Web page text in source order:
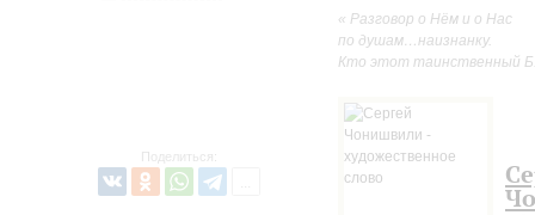
Поделиться:
« Разговор о Нём и о Нас
по душам…наизнанку.
Кто этот таинственный